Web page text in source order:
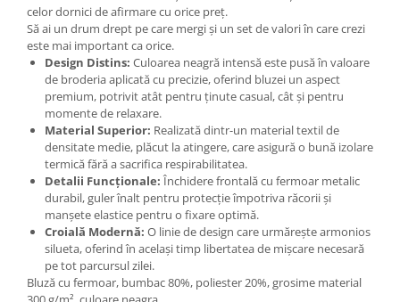
celor dornici de afirmare cu orice preț.
Să ai un drum drept pe care mergi și un set de valori în care crezi
este mai important ca orice.
Design Distins: Culoarea neagră intensă este pusă în valoare
de broderia aplicată cu precizie, oferind bluzei un aspect
premium, potrivit atât pentru ținute casual, cât și pentru
momente de relaxare.
Material Superior: Realizată dintr-un material textil de
densitate medie, plăcut la atingere, care asigură o bună izolare
termică fără a sacrifica respirabilitatea.
Detalii Funcționale: Închidere frontală cu fermoar metalic
durabil, guler înalt pentru protecție împotriva răcorii și
manșete elastice pentru o fixare optimă.
Croială Modernă: O linie de design care urmărește armonios
silueta, oferind în același timp libertatea de mișcare necesară
pe tot parcursul zilei.
Bluză cu fermoar, bumbac 80%, poliester 20%, grosime material